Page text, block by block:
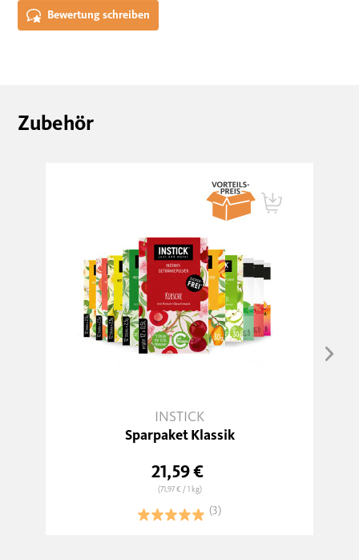
Bewertung schreiben
Zubehör
INSTICK
Sparpaket Klassik
21,59 €
(71,97 €/ 1 kg)
(3)